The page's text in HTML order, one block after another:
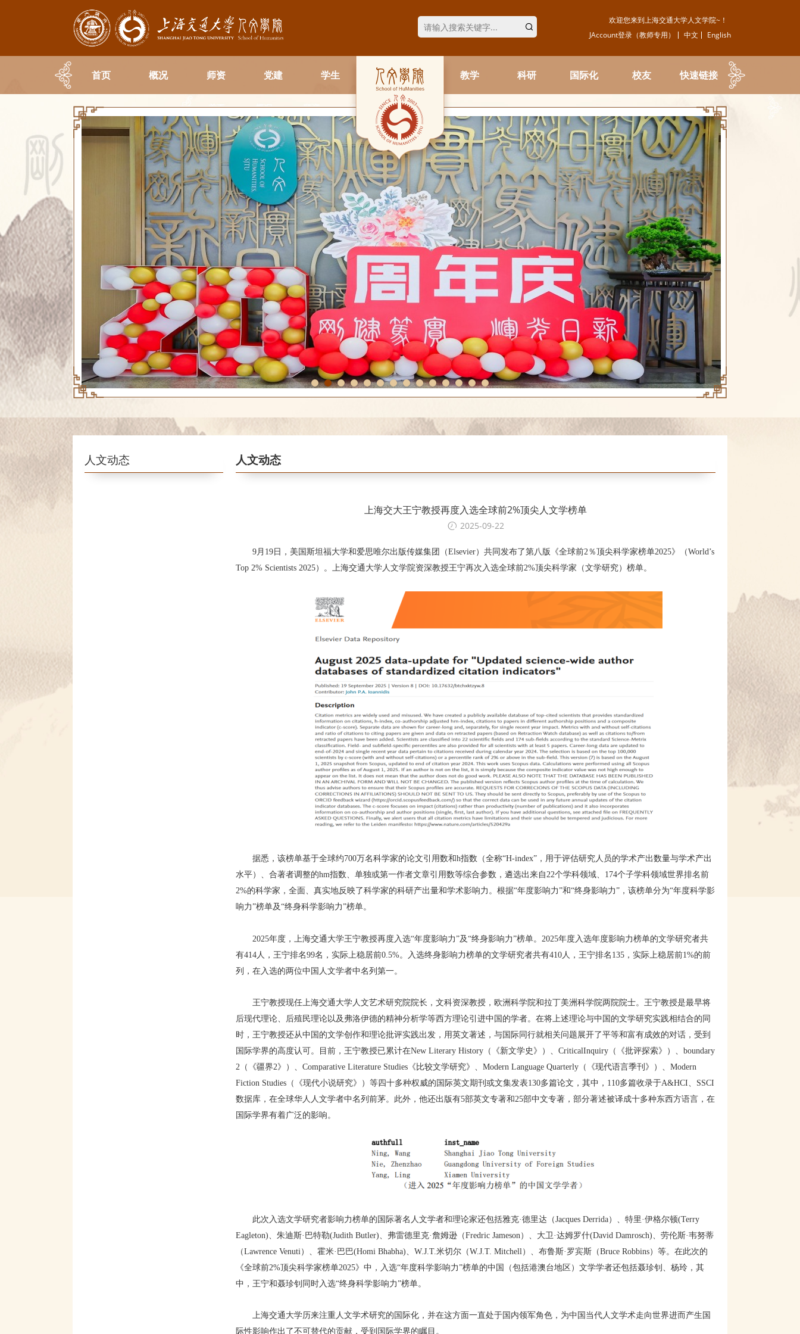
欢迎您来到上海交通大学人文学院~！
JAccount登录（教师专用）
中文 English
首页 概况 师资 党建 学生 教学 科研 国际化 校友 快速链接
1 2 3 4 5 6 7 8 9 10 11 12 13 14
人文动态 人文动态
上海交大王宁教授再度入选全球前2%顶尖人文学榜单
2025-09-22
9月19日，美国斯坦福大学和爱思唯尔出版传媒集团（Elsevier）共同发布了第八版《全球前2％顶尖科学家榜单2025》（World’s
Top 2% Scientists 2025）。上海交通大学人文学院资深教授王宁再次入选全球前2%顶尖科学家（文学研究）榜单。
据悉，该榜单基于全球约700万名科学家的论文引用数和h指数（全称“H-index”，用于评估研究人员的学术产出数量与学术产出
水平）、合著者调整的hm指数、单独或第一作者文章引用数等综合参数，遴选出来自22个学科领域、174个子学科领域世界排名前
2%的科学家，全面、真实地反映了科学家的科研产出量和学术影响力。根据“年度影响力”和“终身影响力”，该榜单分为“年度科学影
响力”榜单及“终身科学影响力”榜单。
2025年度，上海交通大学王宁教授再度入选“年度影响力”及“终身影响力”榜单。2025年度入选年度影响力榜单的文学研究者共
有414人，王宁排名99名，实际上稳居前0.5%。入选终身影响力榜单的文学研究者共有410人，王宁排名135，实际上稳居前1%的前
列，在入选的两位中国人文学者中名列第一。
王宁教授现任上海交通大学人文艺术研究院院长，文科资深教授，欧洲科学院和拉丁美洲科学院两院院士。王宁教授是最早将
后现代理论、后殖民理论以及弗洛伊德的精神分析学等西方理论引进中国的学者。在将上述理论与中国的文学研究实践相结合的同
时，王宁教授还从中国的文学创作和理论批评实践出发，用英文著述，与国际同行就相关问题展开了平等和富有成效的对话，受到
国际学界的高度认可。目前，王宁教授已累计在New Literary History（《新文学史》）、CriticalInquiry（《批评探索》）、boundary
2（《疆界2》）、Comparative Literature Studies《比较文学研究》、Modern Language Quarterly（《现代语言季刊》）、Modern
Fiction Studies（《现代小说研究》）等四十多种权威的国际英文期刊或文集发表130多篇论文，其中，110多篇收录于A&HCI、SSCI
数据库，在全球华人人文学者中名列前茅。此外，他还出版有5部英文专著和25部中文专著，部分著述被译成十多种东西方语言，在
国际学界有着广泛的影响。
此次入选文学研究者影响力榜单的国际著名人文学者和理论家还包括雅克·德里达（Jacques Derrida）、特里·伊格尔顿(Terry
Eagleton)、朱迪斯·巴特勒(Judith Butler)、弗雷德里克·詹姆逊（Fredric Jameson）、大卫·达姆罗什(David Damrosch)、劳伦斯·韦努蒂
（Lawrence Venuti）、霍米·巴巴(Homi Bhabha)、W.J.T.米切尔（W.J.T. Mitchell）、布鲁斯·罗宾斯（Bruce Robbins）等。在此次的
《全球前2%顶尖科学家榜单2025》中，入选“年度科学影响力”榜单的中国（包括港澳台地区）文学学者还包括聂珍钊、杨玲，其
中，王宁和聂珍钊同时入选“终身科学影响力”榜单。
上海交通大学历来注重人文学术研究的国际化，并在这方面一直处于国内领军角色，为中国当代人文学术走向世界进而产生国
际性影响作出了不可替代的贡献，受到国际学界的瞩目。